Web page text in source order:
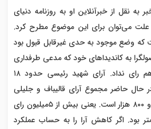
به نقل از خبرآنلاین او به روزنامه دنیای
می‌توان برای این موضوع مطرح کرد.
که وضع موجود به حدی غیرقابل قبول بود
به کاندیداهای خود که مدعی طرفداری
از دولت بودند هم رای نداد. آرای شهید رئیسی حدود ۱۸
حال حاضر مجموع آرای قالیباف و جلیلی
حدود ۱۲ میلیون و ۸۰۰ هزار است. یعنی بیش از ۵میلیون رای
بود. اگر کاهش آرا را به حساب عملکرد